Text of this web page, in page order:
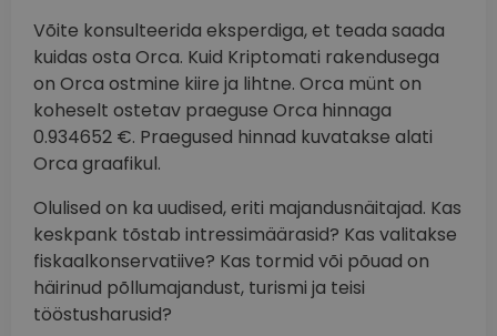
Võite konsulteerida eksperdiga, et teada saada
kuidas osta Orca. Kuid Kriptomati rakendusega
on Orca ostmine kiire ja lihtne. Orca münt on
koheselt ostetav praeguse Orca hinnaga
0.934652 €. Praegused hinnad kuvatakse alati
Orca graafikul.
Olulised on ka uudised, eriti majandusnäitajad. Kas
keskpank tõstab intressimäärasid? Kas valitakse
fiskaalkonservatiive? Kas tormid või põuad on
häirinud põllumajandust, turismi ja teisi
tööstusharusid?